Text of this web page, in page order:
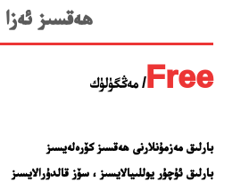
ھەقسىز ئەزا
Free/ مەڭگۈلۈك
بارلىق مەزمۇنلارنى ھەقسىز كۆرەلەيسىز
بارلىق ئۇچۇر يوللىيالايسىز ، سۆز قالدۇرالايسىز